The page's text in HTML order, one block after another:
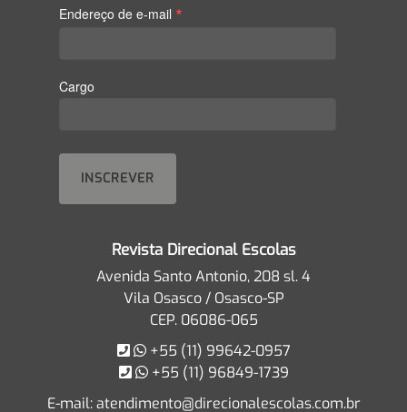
Endereço de e-mail *
Cargo
Revista Direcional Escolas
Avenida Santo Antonio, 208 sl. 4
Vila Osasco / Osasco-SP
CEP. 06086-065
+55 (11) 99642-0957
+55 (11) 96849-1739
E-mail:atendimento@direcionalescolas.com.br